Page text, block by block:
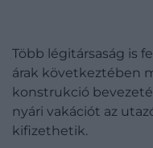
Több légitársaság is
árak következtében
konstrukció
nyári vakációt az
kifizethetik.